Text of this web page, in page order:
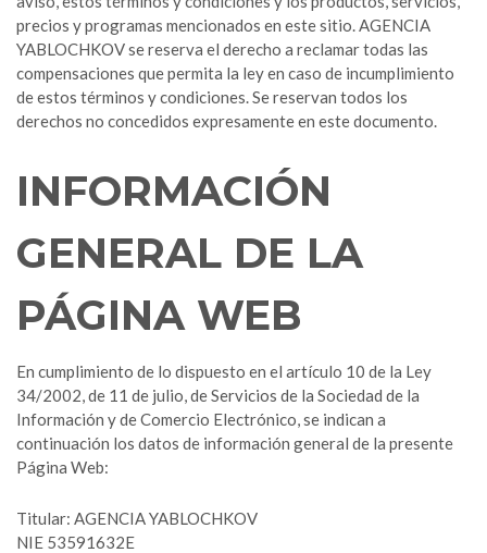
precios y programas mencionados en este sitio. AGENCIA
YABLOCHKOV se reserva el derecho a reclamar todas las
compensaciones que permita la ley en caso de incumplimiento
de estos términos y condiciones. Se reservan todos los
derechos no concedidos expresamente en este documento.
INFORMACIÓN
GENERAL DE LA
PÁGINA WEB
En cumplimiento de lo dispuesto en el artículo 10 de la Ley
34/2002, de 11 de julio, de Servicios de la Sociedad de la
Información y de Comercio Electrónico, se indican a
continuación los datos de información general de la presente
Página Web:
Titular: AGENCIA YABLOCHKOV
NIE 53591632E